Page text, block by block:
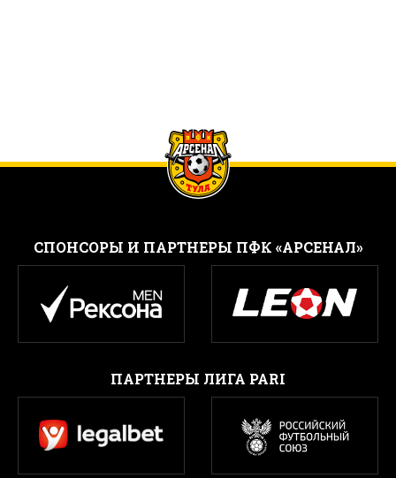
CПОНСОРЫ И ПАРТНЕРЫ ПФК «АРСЕНАЛ»
ПАРТНЕРЫ ЛИГА PARI